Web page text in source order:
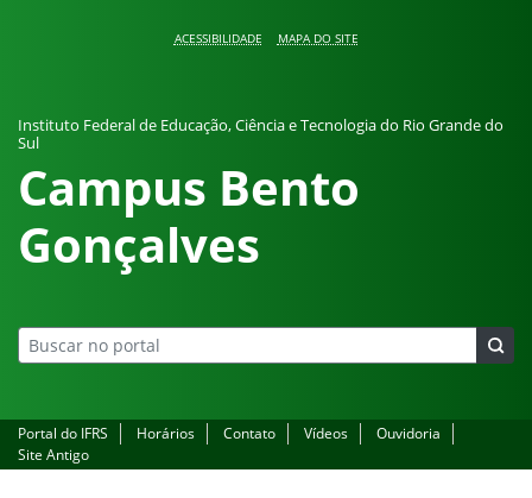
ACESSIBILIDADE MAPA DO SITE
Instituto Federal de Educação, Ciência e Tecnologia do Rio Grande do
Sul
Campus Bento
Gonçalves
Portal do IFRS Horários Contato Vídeos
Ouvidoria
Site Antigo